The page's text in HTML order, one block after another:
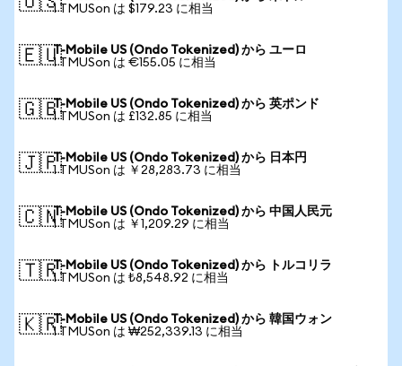
1 TMUSon は $179.23 に相当
🇪🇺T-Mobile US (Ondo Tokenized) から ユーロ
1 TMUSon は €155.05 に相当
🇬🇧T-Mobile US (Ondo Tokenized) から 英ポンド
1 TMUSon は £132.85 に相当
🇯🇵T-Mobile US (Ondo Tokenized) から 日本円
1 TMUSon は ￥28,283.73 に相当
🇨🇳T-Mobile US (Ondo Tokenized) から 中国人民元
1 TMUSon は ￥1,209.29 に相当
🇹🇷T-Mobile US (Ondo Tokenized) から トルコリラ
1 TMUSon は ₺8,548.92 に相当
🇰🇷T-Mobile US (Ondo Tokenized) から 韓国ウォン
1 TMUSon は ₩252,339.13 に相当